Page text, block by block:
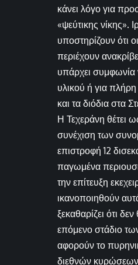
κάνει λόγο για
«ψεύτικης νίκης».
υποστηρίζουν ότι
περιέχουν
υπάρχει συμφωνία
υλικού ή για
και τα διόδια στα
Η Τεχεράνη θέτει
συνέχιση των
επιστροφή 12
παγωμένα
την επίτευξη
ικανοποιηθούν
ξεκαθαρίζει ότι
επόμενο στάδιο
αφορούν το
διεθνών